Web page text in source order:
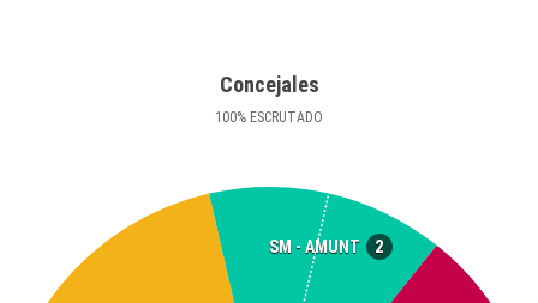
Concejales
100% ESCRUTADO
SM - AMUNT 2